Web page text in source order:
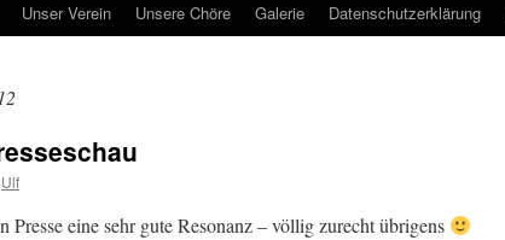
Unser Verein Unsere Chöre Galerie Datenschutzerklärung
Ulf
eine sehr gute Resonanz – völlig zurecht übrigens